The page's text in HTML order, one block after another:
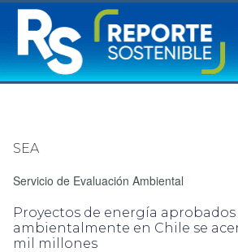
SEA
Servicio de Evaluación Ambiental
Proyectos de energía aprobados
ambientalmente en Chile se
mil millones